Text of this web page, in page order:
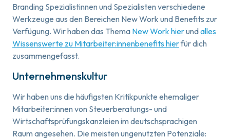
Branding Spezialistinnen und Spezialisten verschiedene
Werkzeuge aus den Bereichen New Work und Benefits zur
Verfügung. Wir haben das Thema New Work hierundalles
Wissenswerte zu Mitarbeiter:innenbenefits hierfür dich
zusammengefasst.
Unternehmenskultur
Wir haben uns die häufigsten Kritikpunkte ehemaliger
Mitarbeiter:innen von Steuerberatungs- und
Wirtschaftsprüfungskanzleien im deutschsprachigen
Raum angesehen. Die meisten ungenutzten Potenziale: